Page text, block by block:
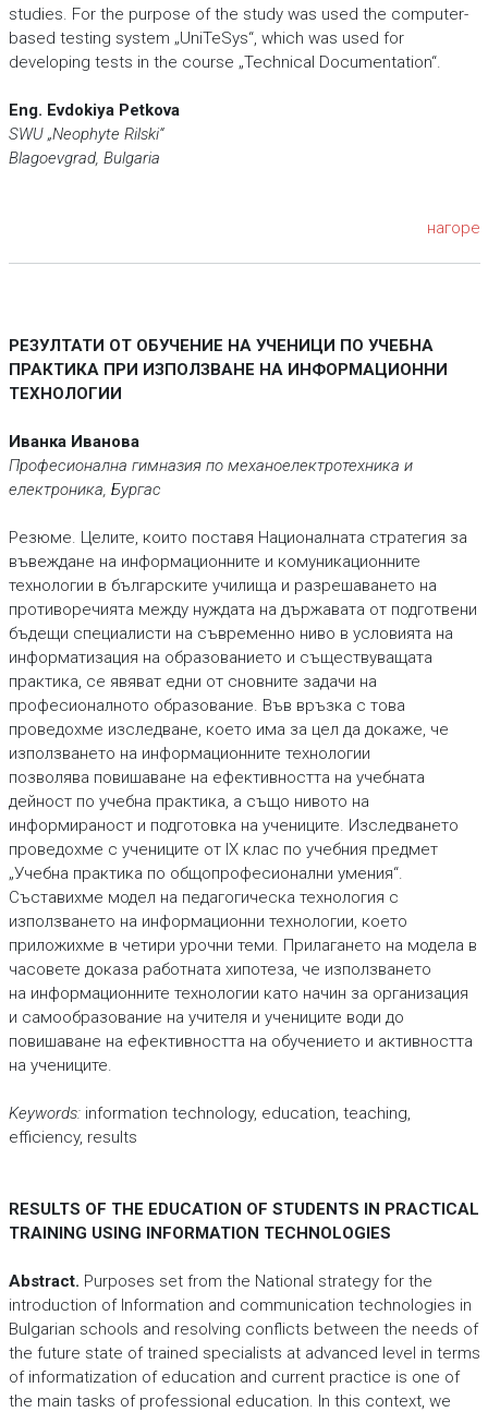
studies. For the purpose of the study was used the computer-
based testing system „UniTeSys“, which was used for
developing tests in the course „Technical Documentation“.
Eng. Evdokiya Petkova
SWU „Neophyte Rilski“
Blagoevgrad, Bulgaria
нагоре
РЕЗУЛТАТИ ОТ ОБУЧЕНИЕ НА УЧЕНИЦИ ПО УЧЕБНА
ПРАКТИКА ПРИ ИЗПОЛЗВАНЕ НА ИНФОРМАЦИОННИ
ТЕХНОЛОГИИ
Иванка Иванова
Професионална гимназия по механоелектротехника и
електроника, Бургас
Резюме. Целите, които поставя Националната стратегия за
въвеждане на информационните и комуникационните
технологии в българските училища и разрешаването на
противоречията между нуждата на държавата от подготвени
бъдещи специалисти на съвременно ниво в условията на
информатизация на образованието и съществуващата
практика, се явяват едни от сновните задачи на
професионалното образование. Във връзка с това
проведохме изследване, което има за цел да докаже, че
използването на информационните технологии
позволява повишаване на ефективността на учебната
дейност по учебна практика, а също нивото на
информираност и подготовка на учениците. Изследването
проведохме с учениците от IX клас по учебния предмет
„Учебна практика по общопрофесионални умения“.
Съставихме модел на педагогическа технология с
използването на информационни технологии, което
приложихме в четири урочни теми. Прилагането на модела в
часовете доказа работната хипотеза, че използването
на информационните технологии като начин за организация
и самообразование на учителя и учениците води до
повишаване на ефективността на обучението и активността
на учениците.
Keywords:information technology, education, teaching,
efficiency, results
RESULTS OF THE EDUCATION OF STUDENTS IN PRACTICAL
TRAINING USING INFORMATION TECHNOLOGIES
Abstract. Purposes set from the National strategy for the
introduction of Information and communication technologies in
Bulgarian schools and resolving conflicts between the needs of
the future state of trained specialists at advanced level in terms
of informatization of education and current practice is one of
the main tasks of professional education. In this context, we